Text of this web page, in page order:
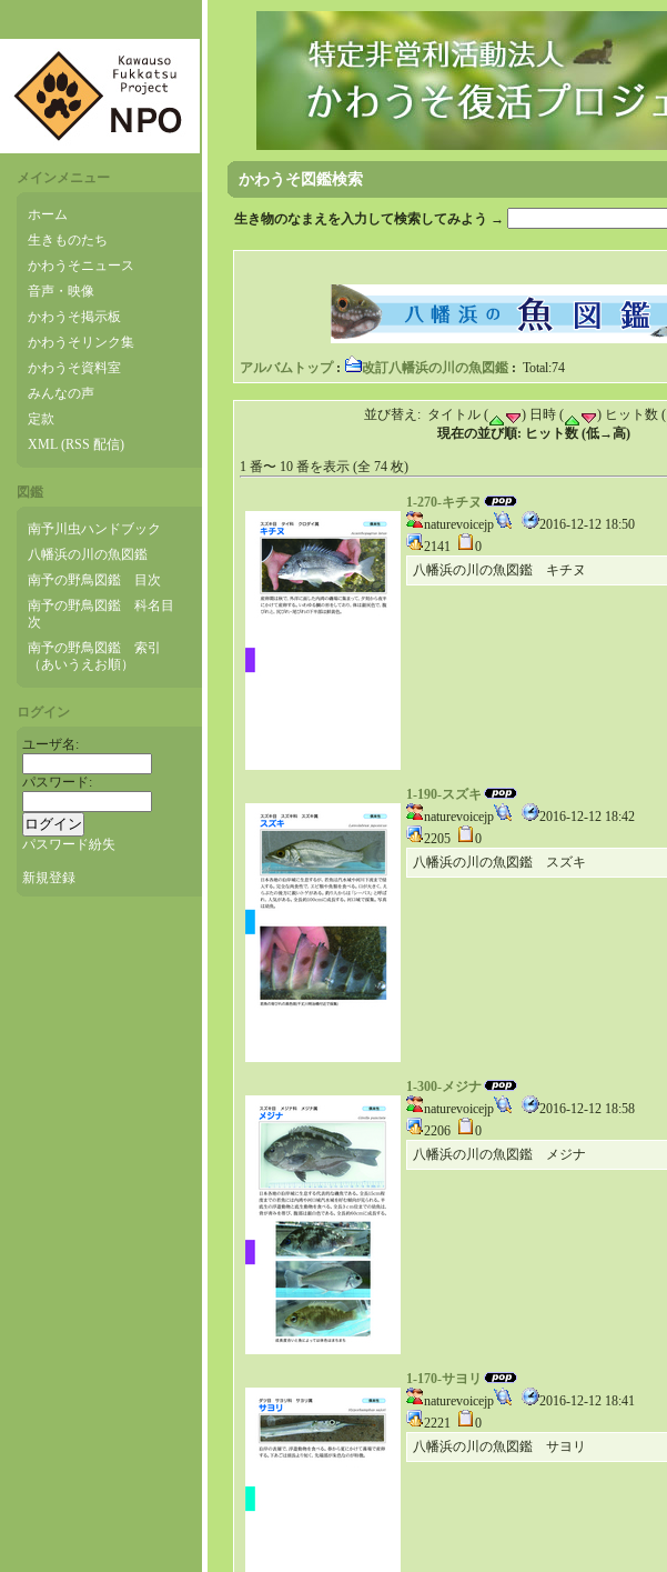
メインメニュー
ホーム
生きものたち
かわうそニュース
音声・映像
かわうそ掲示板
かわうそリンク集
かわうそ資料室
みんなの声
定款
XML (RSS 配信)
図鑑
南予川虫ハンドブック
八幡浜の川の魚図鑑
南予の野鳥図鑑 目次
南予の野鳥図鑑 科名目
次
南予の野鳥図鑑 索引
（あいうえお順）
ログイン
ユーザ名:
パスワード:
パスワード紛失
新規登録
かわうそ図鑑検索
生き物のなまえを入力して検索してみよう →
アルバムトップ: 改訂八幡浜の川の魚図鑑 : Total:74
並び替え: タイトル ( ) 日時 ( ) ヒット数 (
現在の並び順: ヒット数 (低→高)
1 番〜 10 番を表示 (全 74 枚)
1-270-キチヌ
naturevoicejp
2016-12-12 18:50
2141
0
八幡浜の川の魚図鑑 キチヌ
1-190-スズキ
naturevoicejp
2016-12-12 18:42
2205
0
八幡浜の川の魚図鑑 スズキ
1-300-メジナ
naturevoicejp
2016-12-12 18:58
2206
0
八幡浜の川の魚図鑑 メジナ
1-170-サヨリ
naturevoicejp
2016-12-12 18:41
2221
0
八幡浜の川の魚図鑑 サヨリ